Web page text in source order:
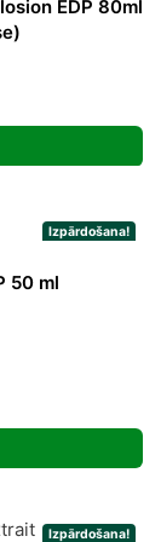
EDP 80ml
€.
Izpārdošana!
50 ml
Izpārdošana!